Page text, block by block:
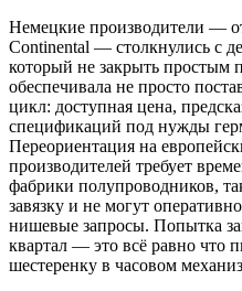
Немецкие производители —
Continental — столкнулись с
который не закрыть простым
обеспечивала не просто
цикл: доступная цена,
спецификаций под нужды
Переориентация на
производителей требует
фабрики полупроводников,
завязку и не могут
нишевые запросы. Попытка
квартал — это всё равно что
шестеренку в часовом